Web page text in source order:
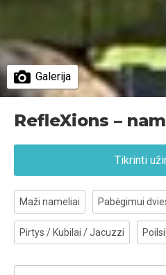
Galerija
RefleXions –
Tikrinti
Maži nameliai Pabėgimui
Pirtys / Kubilai / Jacuzzi